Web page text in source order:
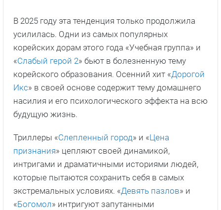
В 2025 году эта тенденция только продолжила
усилилась. Одни из самых популярных
корейских дорам этого года «Учебная группа» и
«Слабый герой 2» бьют в болезненную тему
корейского образования. Осенний хит «Дорогой
Икс» в своей основе содержит тему домашнего
насилия и его психологического эффекта на всю
будущую жизнь.
Триллеры «Слепленный город» и «Цена
признания» цепляют своей динамикой,
интригами и драматичными историями людей,
которые пытаются сохранить себя в самых
экстремальных условиях. «Девять пазлов» и
«Богомол» интригуют запутанными